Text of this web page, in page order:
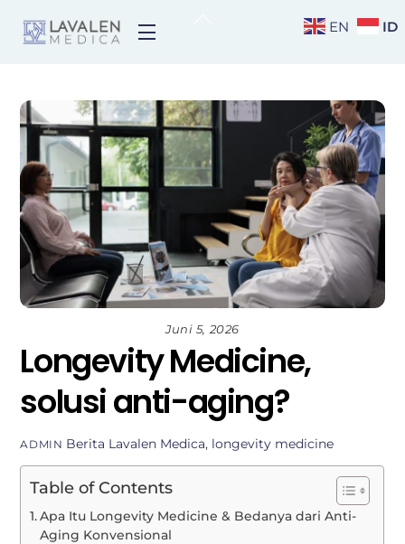
Menu
Juni 5, 2026
Longevity Medicine,
solusi anti-aging?
ADMIN Berita Lavalen Medica, longevity medicine
Table of Contents
Apa Itu Longevity Medicine & Bedanya dari Anti-
Aging Konvensional
EN ID